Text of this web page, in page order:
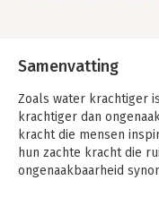
Samenvatting
Zoals water krachtiger
krachtiger dan
kracht die mensen
hun zachte kracht die
ongenaakbaarheid